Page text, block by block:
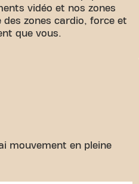
vidéo et nos zones
zones cardio, force et
que vous.
mouvement en pleine